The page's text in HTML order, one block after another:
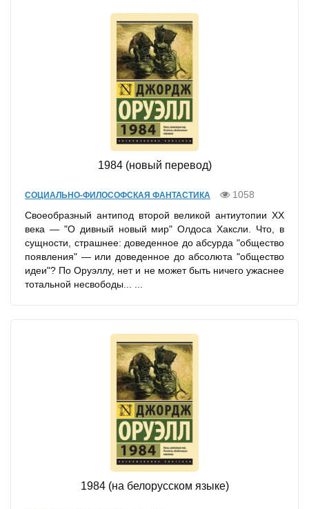
1984 (новый перевод)
СОЦИАЛЬНО-ФИЛОСОФСКАЯ ФАНТАСТИКА
1058
Своеобразный антипод второй великой антиутопии XX
века — "О дивный новый мир" Олдоса Хаксли. Что, в
сущности, страшнее: доведенное до абсурда "общество
появления" — или доведенное до абсолюта "общество
идеи"? По Оруэллу, нет и не может быть ничего ужаснее
тотальной несвободы... ...
1984 (на белорусском языке)